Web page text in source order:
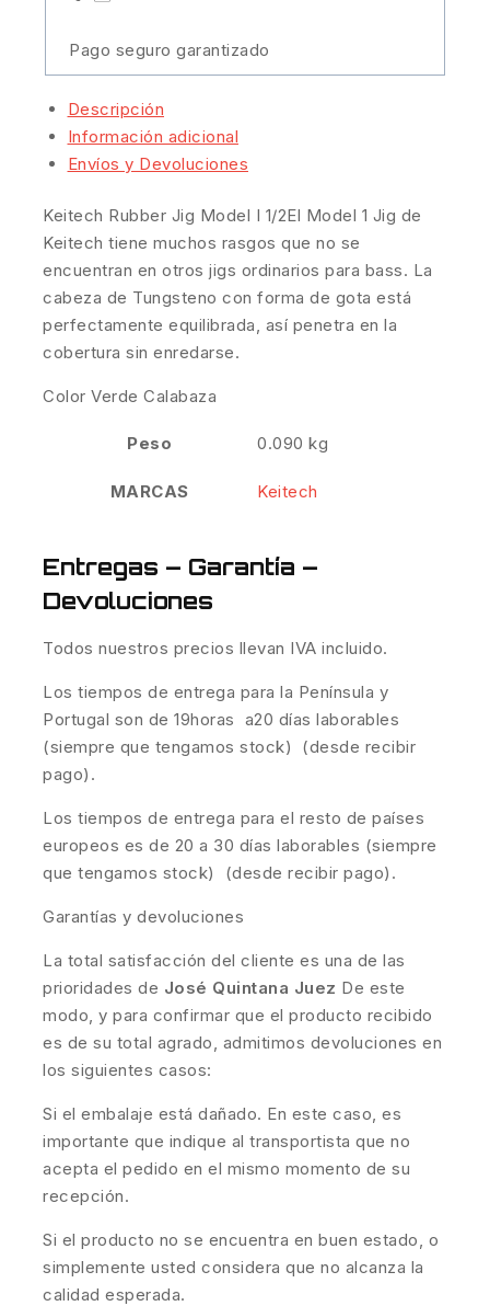
Pago seguro garantizado
Descripción
Información adicional
Envíos y Devoluciones
Keitech Rubber Jig Model I 1/2El Model 1 Jig de
Keitech tiene muchos rasgos que no se
encuentran en otros jigs ordinarios para bass. La
cabeza de Tungsteno con forma de gota está
perfectamente equilibrada, así penetra en la
cobertura sin enredarse.
Color Verde Calabaza
Peso 0.090 kg
MARCAS Keitech
Entregas – Garantía –
Devoluciones
Todos nuestros precios llevan IVA incluido.
Los tiempos de entrega para la Península y
Portugal son de 19horas a20 días laborables
(siempre que tengamos stock) (desde recibir
pago).
Los tiempos de entrega para el resto de países
europeos es de 20 a 30 días laborables (siempre
que tengamos stock) (desde recibir pago).
Garantías y devoluciones
La total satisfacción del cliente es una de las
prioridades de José Quintana Juez De este
modo, y para confirmar que el producto recibido
es de su total agrado, admitimos devoluciones en
los siguientes casos:
Si el embalaje está dañado. En este caso, es
importante que indique al transportista que no
acepta el pedido en el mismo momento de su
recepción.
Si el producto no se encuentra en buen estado, o
simplemente usted considera que no alcanza la
calidad esperada.